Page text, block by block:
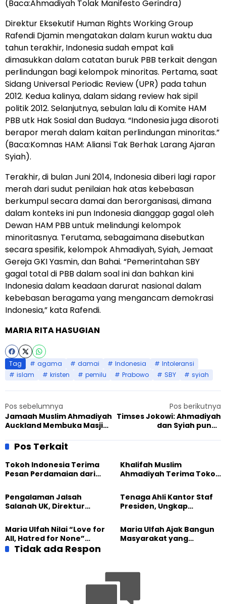
(Baca:Ahmadiyah Tolak Manifesto Gerindra)
Direktur Eksekutif Human Rights Working Group
Rafendi Djamin mengatakan dalam kurun waktu dua
tahun terakhir, Indonesia sudah empat kali
dimasukkan dalam catatan buruk PBB terkait dengan
perlindungan bagi kelompok minoritas. Pertama, saat
Sidang Universal Periodic Review (UPR) pada tahun
2012. Kedua kalinya, dalam sidang review hak sipil
politik 2012. Selanjutnya, sebulan lalu di Komite HAM
PBB utk Hak Sosial dan Budaya. “Indonesia juga disoroti
berapor merah dalam kaitan perlindungan minoritas.”
(Baca:Komnas HAM: Aliansi Tak Berhak Larang Ajaran
Syiah).
Terakhir, di bulan Juni 2014, Indonesia diberi lagi rapor
merah dari sudut penilaian hak atas kebebasan
berkumpul secara damai dan berorganisasi, dimana
dalam konteks ini pun Indonesia dianggap gagal oleh
Dewan HAM PBB untuk melindungi kelompok
minoritasnya. Terutama, sebagaimana disebutkan
secara spesifik, kelompok Ahmadiyah, Syiah, Jemaat
Gereja GKI Yasmin, dan Bahai. “Pemerintahan SBY
gagal total di PBB dalam soal ini dan bahkan kini
Indonesia dalam keadaan darurat nasional dalam
kebebasan beragama yang mengancam demokrasi
Indonesia,” kata Rafendi.
MARIA RITA HASUGIAN
Tag agama damai Indonesia
Intoleransi
islam
kristen pemilu Prabowo SBY syiah
Pos sebelumnya
Jamaah Muslim Ahmadiyah
Auckland Membuka Masjid
Pos berikutnya
Timses Jokowi: Ahmadiyah
dan Syiah punya
Pos Terkait
Tokoh Indonesia Terima
Pesan Perdamaian dari
Ahmadiyah
Khalifah Muslim
Ahmadiyah Terima Tokoh
Khusus di Islamabad
Pengalaman Jalsah
Salanah UK, Direktur
Kekuatan Kemanusiaan
Tenaga Ahli Kantor Staf
Presiden, Ungkap
Tergantikan di Jalsah
Salanah Internasional
Ahmadiyah UK
Maria Ulfah Nilai “Love for
All, Hatred for None”
Semakin Relevan di
Maria Ulfah Ajak Bangun
Masyarakat yang
Tidak ada Respon